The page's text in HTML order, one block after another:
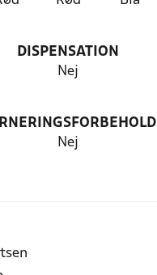
DISPENSATION
Nej
Nej